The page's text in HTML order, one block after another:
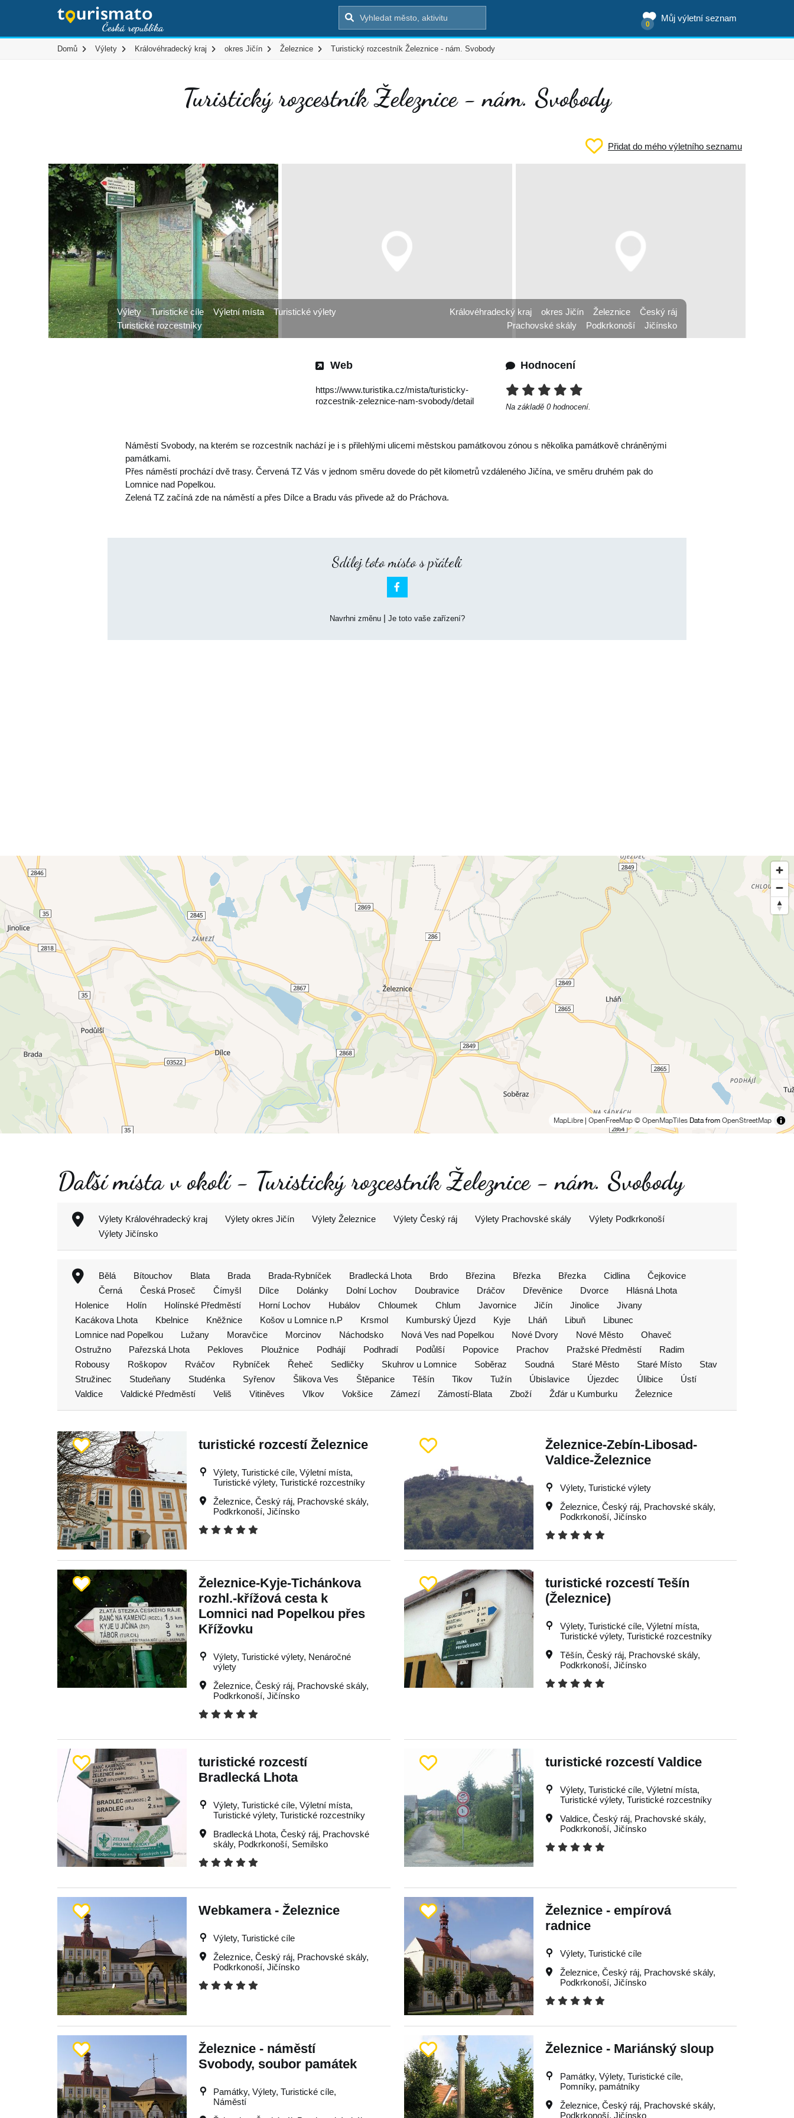
Můj výletní seznam
0
Domů Výlety Královéhradecký kraj okres Jičín Železnice Turistický rozcestník Železnice - nám. Svobody
Turistický rozcestník Železnice - nám. Svobody
Přidat do mého výletního seznamu
Web
https://www.turistika.cz/mista/turisticky-
rozcestnik-zeleznice-nam-svobody/detail
Hodnocení
Na základě 0 hodnocení.
Náměstí Svobody, na kterém se rozcestník nachází je i s přilehlými ulicemi městskou památkovou zónou s několika památkově chráněnými
památkami.
Přes náměstí prochází dvě trasy. Červená TZ Vás v jednom směru dovede do pět kilometrů vzdáleného Jičína, ve směru druhém pak do
Lomnice nad Popelkou.
Zelená TZ začíná zde na náměstí a přes Dílce a Bradu vás přivede až do Práchova.
Výlety Turistické cíle Výletní místa
Turistické výlety
Turistické rozcestníky
Královéhradecký kraj okres Jičín Železnice
Český ráj
Prachovské skály
Podkrkonoší Jičínsko
Sdílej toto místo s přáteli

Navrhni změnu| Je toto vaše zařízení?
MapLibre OpenFreeMap © OpenMapTiles Data from OpenStreetMap
Další místa v okolí - Turistický rozcestník Železnice - nám. Svobody
Výlety Královéhradecký kraj Výlety okres Jičín Výlety Železnice Výlety Český ráj Výlety Prachovské skály
Výlety Podkrkonoší
Výlety Jičínsko
Bělá Bítouchov Blata Brada Brada-Rybníček Bradlecká Lhota Brdo Březina Březka Březka Cidlina
Čejkovice
Černá
Česká Proseč Čímyšl Dílce Dolánky Dolní Lochov Doubravice Dráčov Dřevěnice Dvorce
Hlásná Lhota
Holenice
Holín Holínské Předměstí Horní Lochov Hubálov Chloumek Chlum Javornice Jičín Jinolice
Jivany
Kacákova Lhota
Kbelnice Kněžnice Košov u Lomnice n.P Krsmol Kumburský Újezd Kyje Lháň Libuň
Libunec
Lomnice nad Popelkou
Lužany Moravčice Morcinov Náchodsko Nová Ves nad Popelkou Nové Dvory Nové Město
Ohaveč
Ostružno
Pařezská Lhota Pekloves Ploužnice Podhájí Podhradí Podůlší Popovice Prachov Pražské Předměstí
Radim
Robousy
Roškopov Rváčov Rybníček Řeheč Sedličky Skuhrov u Lomnice Soběraz Soudná Staré Město Staré Místo
Stav
Stružinec
Studeňany Studénka Syřenov Šlikova Ves Štěpanice Těšín Tikov Tužín Úbislavice Újezdec Úlibice
Ústí
Valdice
Valdické Předměstí Veliš Vitiněves Vlkov Vokšice Zámezí Zámostí-Blata Zboží Žďár u Kumburku Železnice
turistické rozcestí Železnice
Výlety, Turistické cíle, Výletní místa,
Turistické výlety, Turistické rozcestníky
Železnice,Český ráj, Prachovské skály,
Podkrkonoší,Jičínsko
Železnice-Zebín-Libosad-
Valdice-Železnice
Výlety, Turistické výlety
Železnice, Český ráj, Prachovské skály,
Podkrkonoší, Jičínsko
Železnice-Kyje-Tichánkova
rozhl.-křížová cesta k
Lomnici nad Popelkou přes
Křížovku
Výlety, Turistické výlety, Nenáročné
výlety
Železnice,Český ráj, Prachovské skály,
Podkrkonoší,Jičínsko
turistické rozcestí Tešín
(Železnice)
Výlety, Turistické cíle, Výletní místa,
Turistické výlety, Turistické rozcestníky
Těšín, Český ráj, Prachovské skály,
Podkrkonoší, Jičínsko
turistické rozcestí
Bradlecká Lhota
Výlety, Turistické cíle, Výletní místa,
Turistické výlety, Turistické rozcestníky
Bradlecká Lhota,Český ráj, Prachovské
skály, Podkrkonoší, Semilsko
turistické rozcestí Valdice
Výlety, Turistické cíle, Výletní místa,
Turistické výlety, Turistické rozcestníky
Valdice, Český ráj, Prachovské skály,
Podkrkonoší, Jičínsko
Webkamera - Železnice
Výlety, Turistické cíle
Železnice,Český ráj, Prachovské skály,
Podkrkonoší,Jičínsko
Železnice - empírová
radnice
Výlety, Turistické cíle
Železnice, Český ráj, Prachovské skály,
Podkrkonoší, Jičínsko
Železnice - náměstí
Svobody, soubor památek
Památky, Výlety, Turistické cíle,
Náměstí
Železnice - Mariánský sloup
Památky, Výlety, Turistické cíle,
Pomníky, památníky
Železnice, Český ráj, Prachovské skály,
Podkrkonoší, Jičínsko